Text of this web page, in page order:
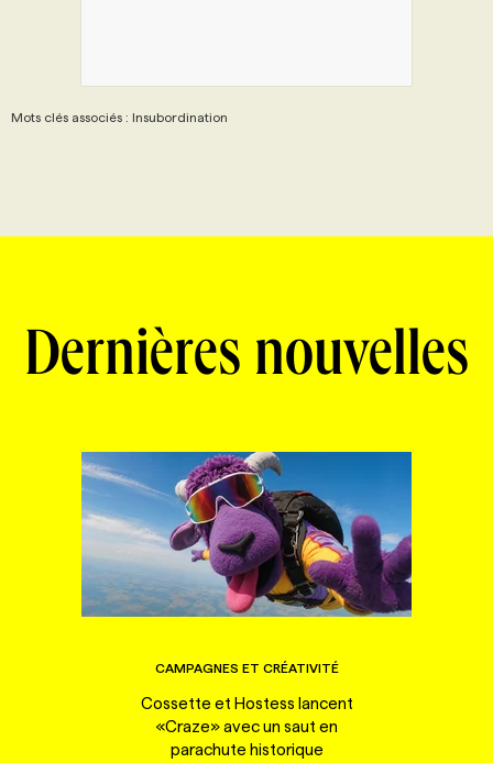
Mots clés associés : Insubordination
Dernières nouvelles
CAMPAGNES ET CRÉATIVITÉ
Cossette et Hostess lancent
«Craze» avec un saut en
parachute historique